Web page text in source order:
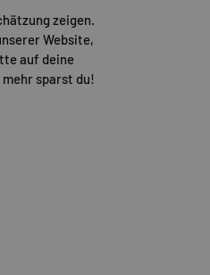
zeigen.
Website,
auf deine
sparst du!